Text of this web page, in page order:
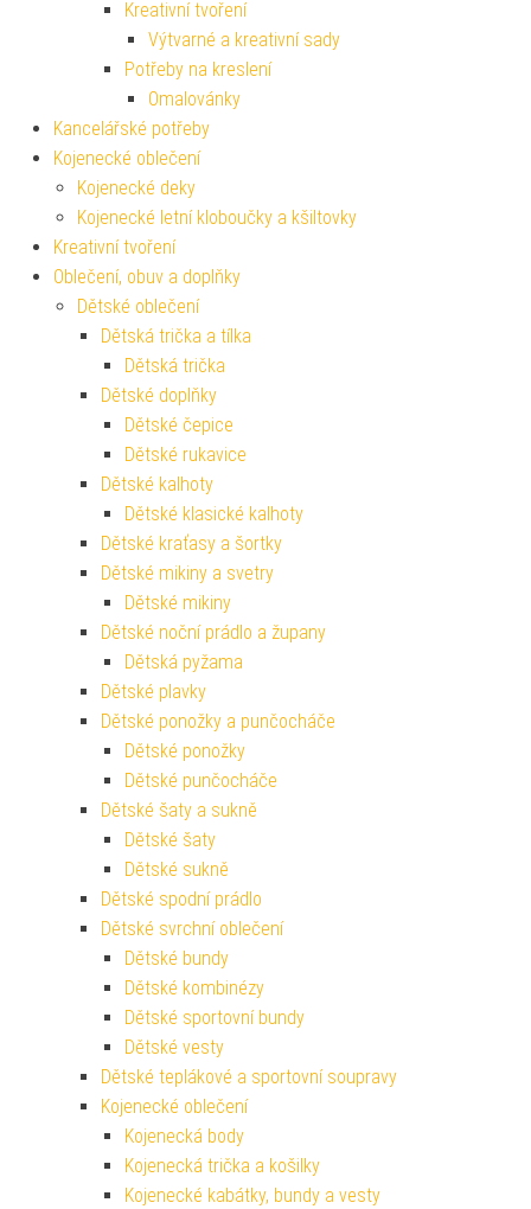
Kreativní tvoření
Výtvarné a kreativní sady
Potřeby na kreslení
Omalovánky
Kancelářské potřeby
Kojenecké oblečení
Kojenecké deky
Kojenecké letní kloboučky a kšiltovky
Kreativní tvoření
Oblečení, obuv a doplňky
Dětské oblečení
Dětská trička a tílka
Dětská trička
Dětské doplňky
Dětské čepice
Dětské rukavice
Dětské kalhoty
Dětské klasické kalhoty
Dětské kraťasy a šortky
Dětské mikiny a svetry
Dětské mikiny
Dětské noční prádlo a župany
Dětská pyžama
Dětské plavky
Dětské ponožky a punčocháče
Dětské ponožky
Dětské punčocháče
Dětské šaty a sukně
Dětské šaty
Dětské sukně
Dětské spodní prádlo
Dětské svrchní oblečení
Dětské bundy
Dětské kombinézy
Dětské sportovní bundy
Dětské vesty
Dětské teplákové a sportovní soupravy
Kojenecké oblečení
Kojenecká body
Kojenecká trička a košilky
Kojenecké kabátky, bundy a vesty